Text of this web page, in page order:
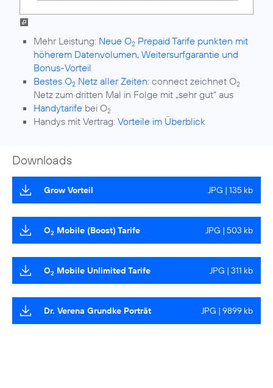
Mehr Leistung: Neue O2 Prepaid Tarife punkten mit
höherem Datenvolumen, Weitersurfgarantie und
Bonus-Vorteil
Bestes O2 Netz aller Zeiten: connect zeichnet O2
Netz zum dritten Mal in Folge mit „sehr gut“ aus
Handytarife bei O2
Handys mit Vertrag: Vorteile im Überblick
Downloads
Grow Vorteil JPG | 135 kb
O2 Mobile (Boost) Tarife JPG | 503 kb
O2 Mobile Unlimited Tarife JPG | 311 kb
Dr. Verena Grundke Porträt JPG | 9899 kb